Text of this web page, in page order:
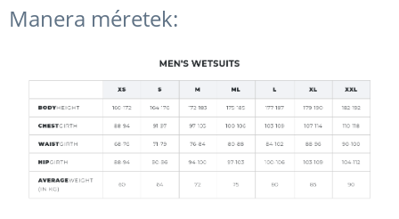
Manera méretek: